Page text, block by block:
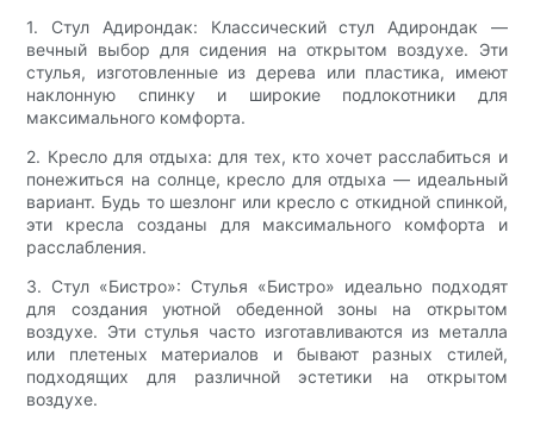
1. Стул Адирондак: Классический стул Адирондак —
вечный выбор для сидения на открытом воздухе. Эти
стулья, изготовленные из дерева или пластика, имеют
наклонную спинку и широкие подлокотники для
максимального комфорта.
2. Кресло для отдыха: для тех, кто хочет расслабиться и
понежиться на солнце, кресло для отдыха — идеальный
вариант. Будь то шезлонг или кресло с откидной спинкой,
эти кресла созданы для максимального комфорта и
расслабления.
3. Стул «Бистро»: Стулья «Бистро» идеально подходят
для создания уютной обеденной зоны на открытом
воздухе. Эти стулья часто изготавливаются из металла
или плетеных материалов и бывают разных стилей,
подходящих для различной эстетики на открытом
воздухе.